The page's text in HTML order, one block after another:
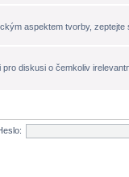
aspektem tvorby, zeptejte
diskusi o čemkoliv